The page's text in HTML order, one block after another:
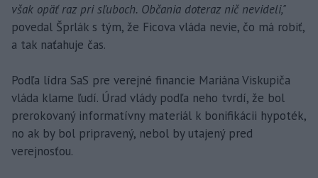
však opäť raz pri sľuboch. Občania doteraz nič nevideli,"
povedal Šprlák s tým, že Ficova vláda nevie, čo má robiť,
a tak naťahuje čas.
Podľa lídra SaS pre verejné financie Mariána Viskupiča
vláda klame ľudí. Úrad vlády podľa neho tvrdí, že bol
prerokovaný informatívny materiál k bonifikácii hypoték,
no ak by bol pripravený, nebol by utajený pred
verejnosťou.